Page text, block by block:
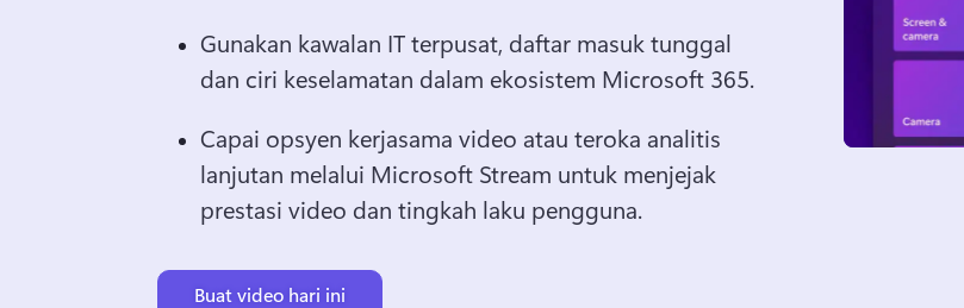
Gunakan kawalan IT terpusat, daftar masuk tunggal
dan ciri keselamatan dalam ekosistem Microsoft 365.
Capai opsyen kerjasama video atau teroka analitis
lanjutan melalui Microsoft Stream untuk menjejak
prestasi video dan tingkah laku pengguna.
Buat video hari ini